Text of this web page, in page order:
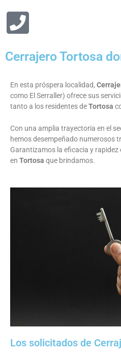
Cerrajero Tortosa
En esta próspera localidad,
como El Serraller) ofrece sus
tanto a los residentes deTortosa
Con una amplia trayectoria en el
hemos desempeñado numerosos
Garantizamos la eficacia y rapidez
en Tortosa que brindamos.
Los solicitados de